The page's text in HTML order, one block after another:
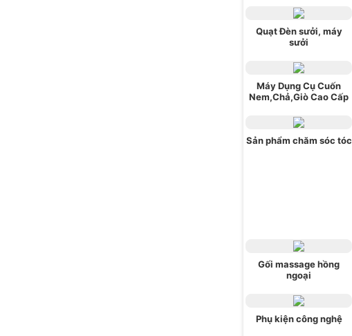
Quạt Đèn sưởi, máy
sưởi
Máy Dụng Cụ Cuốn
Nem,Chả,Giò Cao Cấp
Sản phẩm chăm sóc tóc
Gối massage hồng
ngoại
Phụ kiện công nghệ